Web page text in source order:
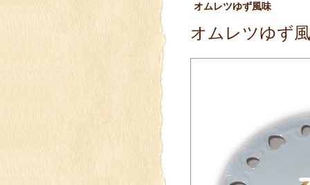
オムレツゆず風味
オムレツゆず